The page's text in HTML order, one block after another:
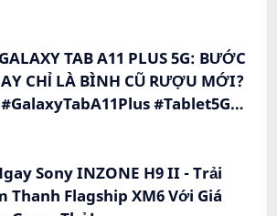
TAB A11 PLUS 5G: BƯỚC
CHỈ LÀ BÌNH CŨ RƯỢU MỚI?
#Tablet5G
Sony INZONE H9 II - Trải
Thanh Flagship XM6 Với Giá